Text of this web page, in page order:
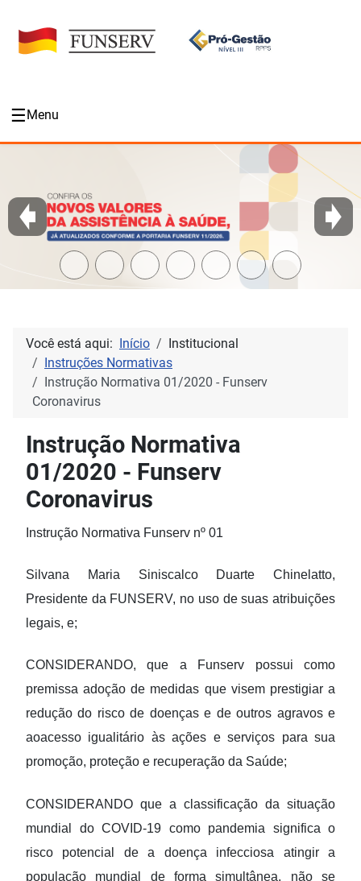
☰Menu
Você está aqui: Início
Institucional
Instruções Normativas
Instrução Normativa 01/2020 - Funserv
Coronavirus
Instrução Normativa
01/2020 - Funserv
Coronavirus
Instrução Normativa Funserv nº 01
Silvana Maria Siniscalco Duarte Chinelatto,
Presidente da FUNSERV, no uso de suas atribuições
legais, e;
CONSIDERANDO, que a Funserv possui como
premissa adoção de medidas que visem prestigiar a
redução do risco de doenças e de outros agravos e
aoacesso igualitário às ações e serviços para sua
promoção, proteção e recuperação da Saúde;
CONSIDERANDO que a classificação da situação
mundial do COVID-19 como pandemia significa o
risco potencial de a doença infecciosa atingir a
população mundial de forma simultânea, não se